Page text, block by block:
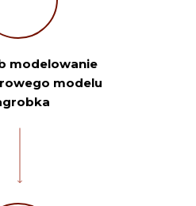
modelowanie
modelu